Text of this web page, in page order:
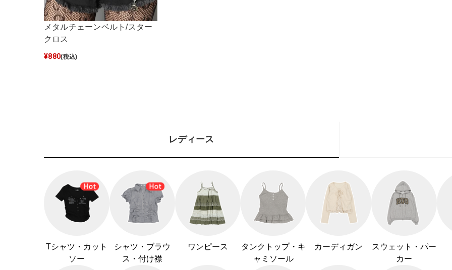
メタルチェーンベルト/スター
クロス
¥880(税込)
レディース
Tシャツ・カット
ソー
シャツ・ブラウ
ス・付け襟
ワンピース
タンクトップ・キ
ャミソール
カーディガン
スウェット・パー
カー